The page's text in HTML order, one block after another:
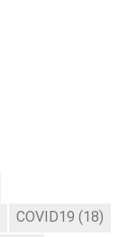
COVID19 (18)